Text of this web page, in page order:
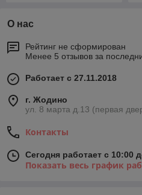
О нас
Рейтинг не сформирован
Менее 5 отзывов за
Работает с 27.11.2018
г. Жодино
ул. 8 марта д.13 (первая
Контакты
Сегодня работает с 10:00
Показать весь график